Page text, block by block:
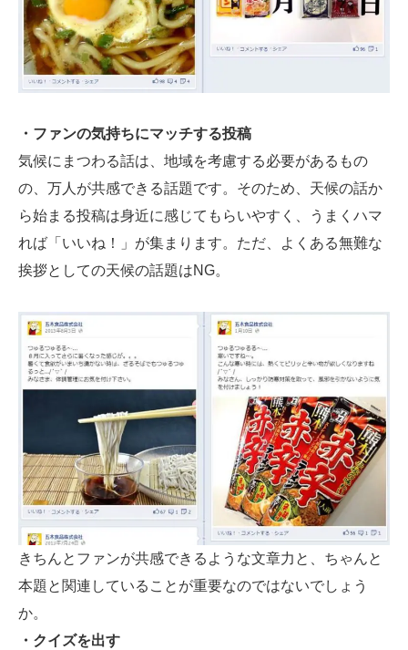
・ファンの気持ちにマッチする投稿
気候にまつわる話は、地域を考慮する必要があるもの
の、万人が共感できる話題です。そのため、天候の話か
ら始まる投稿は身近に感じてもらいやすく、うまくハマ
れば「いいね！」が集まります。ただ、よくある無難な
挨拶としての天候の話題はNG。
きちんとファンが共感できるような文章力と、ちゃんと
本題と関連していることが重要なのではないでしょう
か。
・クイズを出す